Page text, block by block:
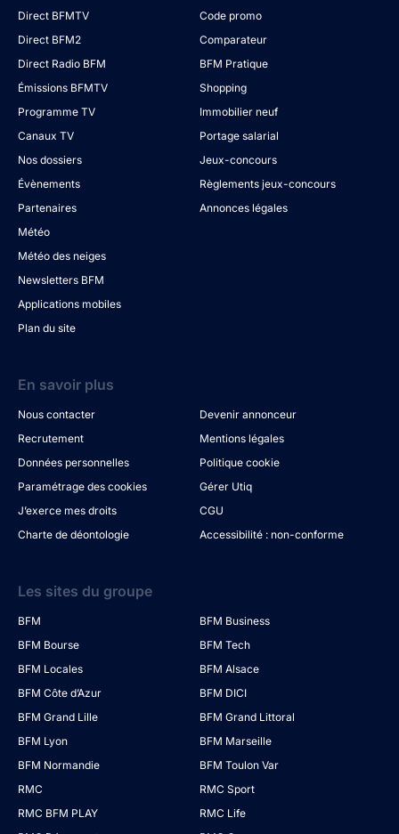
Direct BFMTV
Direct BFM2
Direct Radio BFM
Émissions BFMTV
Programme TV
Canaux TV
Nos dossiers
Évènements
Partenaires
Météo
Météo des neiges
Newsletters BFM
Applications mobiles
Plan du site
Code promo
Comparateur
BFM Pratique
Shopping
Immobilier neuf
Portage salarial
Jeux-concours
Règlements jeux-concours
Annonces légales
En savoir plus
Nous contacter
Devenir annonceur
Recrutement
Mentions légales
Données personnelles
Politique cookie
Paramétrage des cookies
Gérer Utiq
J’exerce mes droits
CGU
Charte de déontologie
Accessibilité : non-conforme
Les sites du groupe
BFM
BFM Business
BFM Bourse
BFM Tech
BFM Locales
BFM Alsace
BFM Côte d’Azur
BFM DICI
BFM Grand Lille
BFM Grand Littoral
BFM Lyon
BFM Marseille
BFM Normandie
BFM Toulon Var
RMC
RMC Sport
RMC BFM PLAY
RMC Life